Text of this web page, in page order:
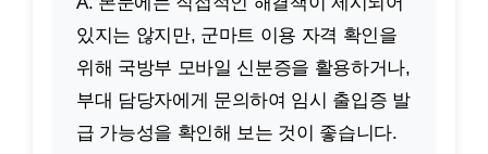
있지는 않지만, 군마트 이용 자격 확인을
위해 국방부 모바일 신분증을 활용하거나,
부대 담당자에게 문의하여 임시 출입증 발
급 가능성을 확인해 보는 것이 좋습니다.